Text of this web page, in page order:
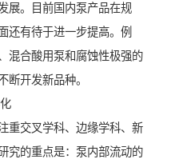
展。目前国内泵产品在规
还有待于进一步提高。例
混合酸用泵和腐蚀性极强的
断开发新品种。
重交叉学科、边缘学科、新
究的重点是：泵内部流动的